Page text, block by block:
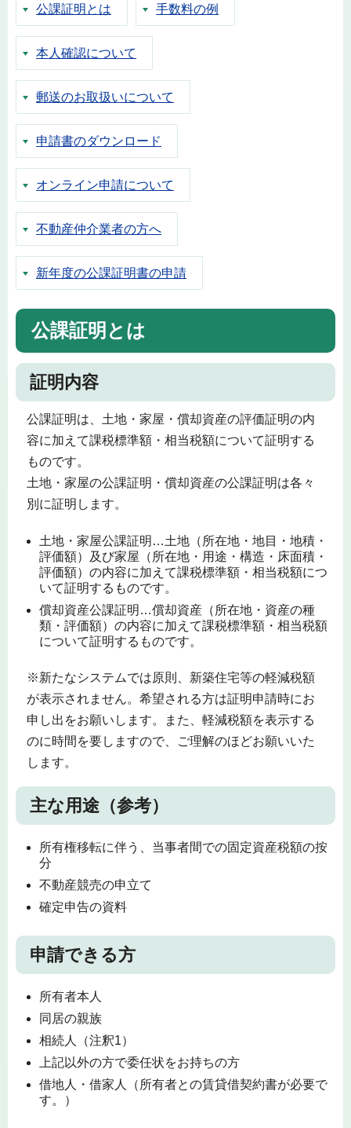
公課証明とは 手数料の例
本人確認について
郵送のお取扱いについて
申請書のダウンロード
オンライン申請について
不動産仲介業者の方へ
新年度の公課証明書の申請
公課証明とは
証明内容
公課証明は、土地・家屋・償却資産の評価証明の内
容に加えて課税標準額・相当税額について証明する
ものです。
土地・家屋の公課証明・償却資産の公課証明は各々
別に証明します。
土地・家屋公課証明…土地（所在地・地目・地積・
評価額）及び家屋（所在地・用途・構造・床面積・
評価額）の内容に加えて課税標準額・相当税額につ
いて証明するものです。
償却資産公課証明…償却資産（所在地・資産の種
類・評価額）の内容に加えて課税標準額・相当税額
について証明するものです。
※新たなシステムでは原則、新築住宅等の軽減税額
が表示されません。希望される方は証明申請時にお
申し出をお願いします。また、軽減税額を表示する
のに時間を要しますので、ご理解のほどお願いいた
します。
主な用途（参考）
所有権移転に伴う、当事者間での固定資産税額の按
分
不動産競売の申立て
確定申告の資料
申請できる方
所有者本人
同居の親族
相続人（注釈1）
上記以外の方で委任状をお持ちの方
借地人・借家人（所有者との賃貸借契約書が必要で
す。）